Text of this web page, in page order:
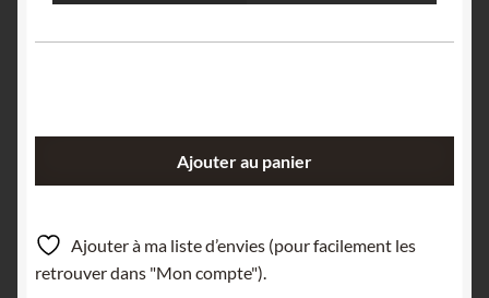
sur
Quartz,
Le
Ajouter au panier
Ajouter à ma liste d’envies (pour facilement les
retrouver dans "Mon compte").